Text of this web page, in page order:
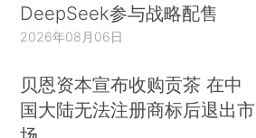
DeepSeek参与战略配售
2026年08月06日
贝恩资本宣布收购贡茶 在中
国大陆无法注册商标后退出市